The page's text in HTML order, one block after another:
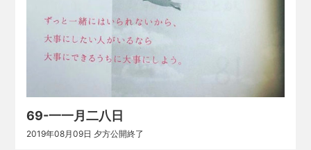
69-一一月二八日
2019年08月09日 夕方公開終了